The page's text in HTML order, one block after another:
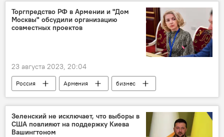
режим прекращения огня
Торгпредство РФ в Армении и "Дом
Москвы" обсудили организацию
совместных проектов
23 августа 2023, 20:04
Россия Армения
бизнес
Экономика
проект
Зеленский не исключает, что выборы в
США повлияют на поддержку Киева
Вашингтоном